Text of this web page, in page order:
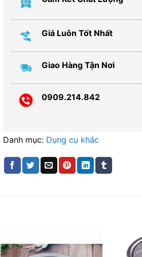
Giá Luôn Tốt Nhất
Giao Hàng Tận Nơi
0909.214.842
Danh mục: Dụng cụ khác